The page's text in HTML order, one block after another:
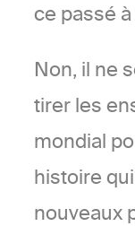
ce passé à
Non, il ne
tirer les
mondial
histoire
nouveaux